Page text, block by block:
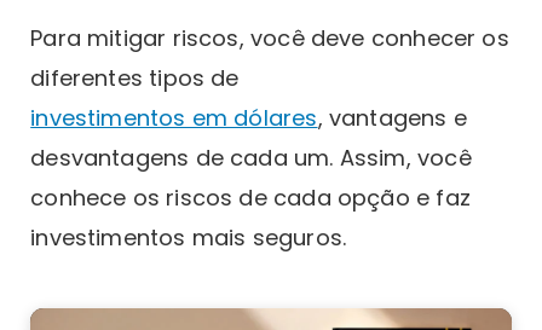
Para mitigar riscos, você deve conhecer os
diferentes tipos de
investimentos em dólares, vantagens e
desvantagens de cada um. Assim, você
conhece os riscos de cada opção e faz
investimentos mais seguros.